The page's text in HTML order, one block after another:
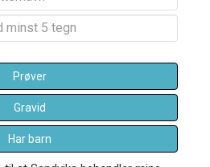
Prøver
Gravid
Har barn